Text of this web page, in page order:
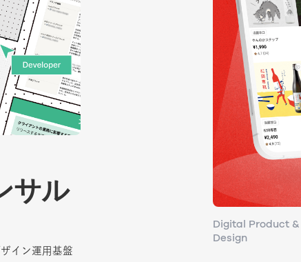
サル
イン運用基盤
Digital Product
Design
サル
イン運用基盤
Digital Product
Design